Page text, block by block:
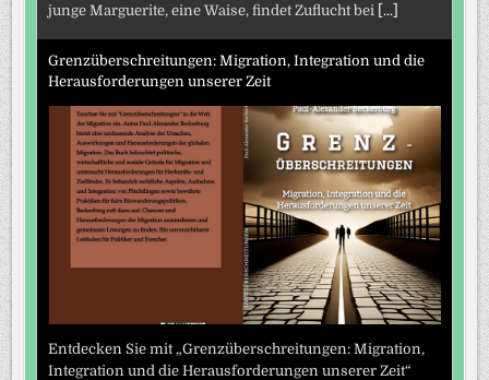
junge Marguerite, eine Waise, findet Zuflucht bei
[...]
Grenzüberschreitungen: Migration, Integration und die
Herausforderungen unserer Zeit
Entdecken Sie mit „Grenzüberschreitungen: Migration,
Integration und die Herausforderungen unserer Zeit“